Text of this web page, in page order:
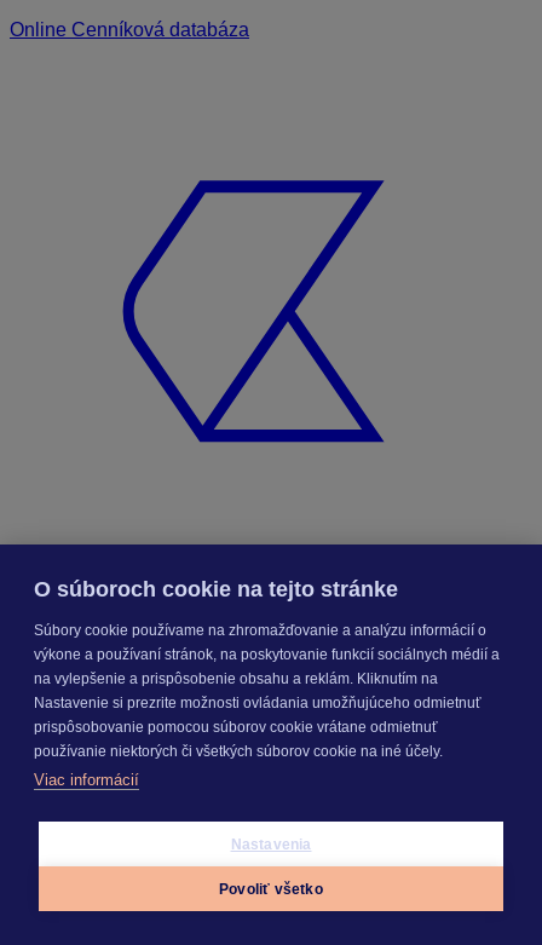
Online Cenníková databáza
KROS Porovnanie ponúk
OdporúčanéFAQ
Príklad vytvorenia šanónu pre evidenciu mobilných telefónov
Nastavenie šanónov
Prihlasovanie e-mailom v programe Jednoduché účtovníctvo
ALFA plus
SEGMENTY
O súboroch cookie na tejto stránke
Súbory cookie používame na zhromažďovanie a analýzu informácií o
výkone a používaní stránok, na poskytovanie funkcií sociálnych médií a
na vylepšenie a prispôsobenie obsahu a reklám. Kliknutím na
Nastavenie si prezrite možnosti ovládania umožňujúceho odmietnuť
prispôsobovanie pomocou súborov cookie vrátane odmietnuť
používanie niektorých či všetkých súborov cookie na iné účely.
Viac informácií
Nastavenia
Povoliť všetko